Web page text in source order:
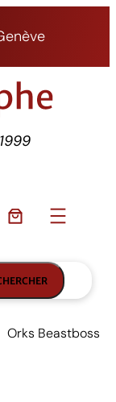
Orks Beastboss